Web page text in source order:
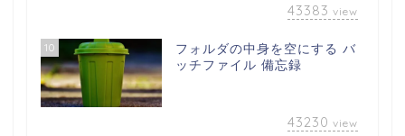
43383 view
10
フォルダの中身を空にする バ
ッチファイル 備忘録
43230 view